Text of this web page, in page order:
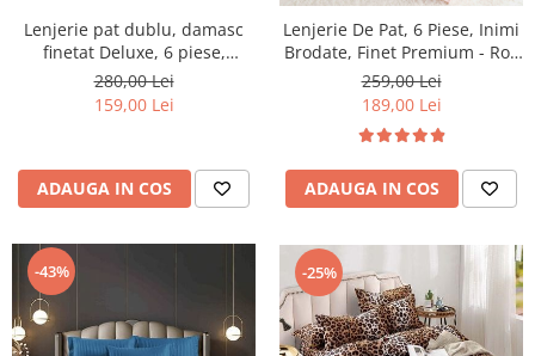
Lenjerie pat dublu, damasc
finetat Deluxe, 6 piese,
cearceaf pat cu elastic, Roz,
RS34
280,00 Lei
159,00 Lei
ADAUGA IN COS
Lenjerie De Pat, 6 Piese, Inimi
Brodate, Finet Premium - Roz
Pudra
259,00 Lei
189,00 Lei
ADAUGA IN COS
-43% -25%